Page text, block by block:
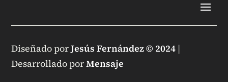
Diseñado porJesús Fernández © 2024 |
Desarrollado porMensaje